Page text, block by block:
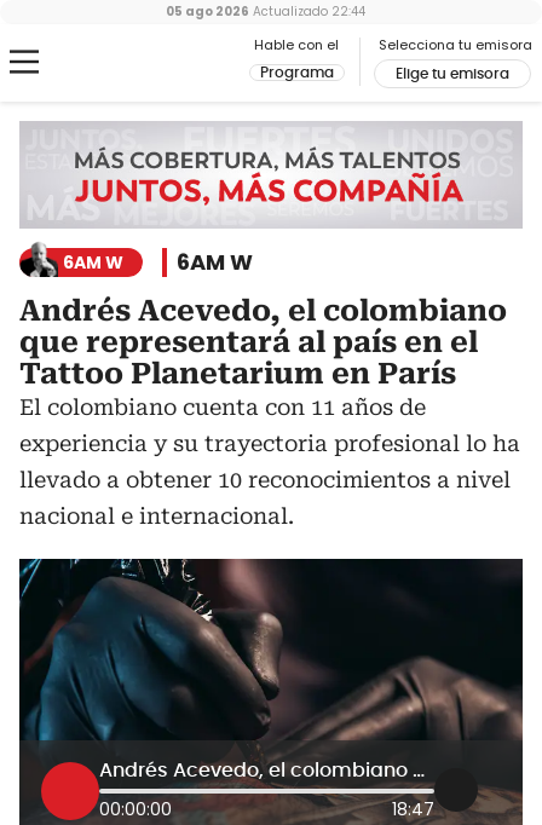
Hable con el
Programa
Selecciona tu emisora
Elige tu emisora
05 ago 2026 Actualizado 22:44
6AM W 6AM W
Andrés Acevedo, el colombiano
que representará al país en el
Tattoo Planetarium en París
El colombiano cuenta con 11 años de
experiencia y su trayectoria profesional lo ha
llevado a obtener 10 reconocimientos a nivel
nacional e internacional.
Andrés Acevedo, el colombiano que representará al país en el Tattoo Planetarium en París
00:00:00 18:47